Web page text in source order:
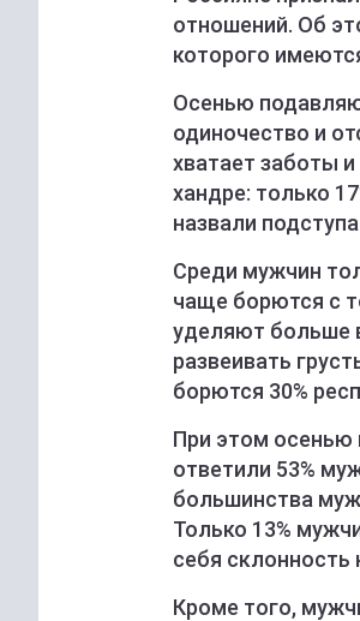
отношений. Об
которого
Осенью
одиночество и
хватает заботы
хандре: только
назвали
Среди мужчин
чаще борются с
уделяют больше
развеивать
борются 30%
При этом осенью
ответили 53%
большинства
Только 13%
себя
Кроме того,